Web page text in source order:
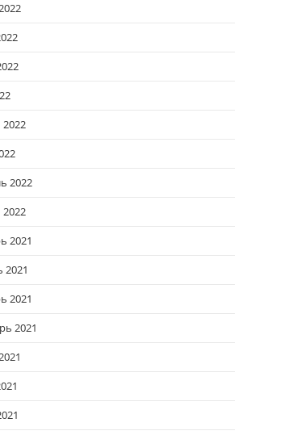
2022
2021
2021
2021
2021